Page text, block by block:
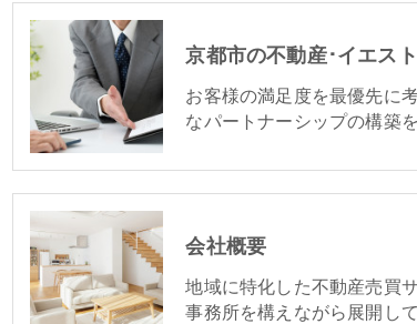
京都市の不動産･イエス
お客様の満足度を最優先に
なパートナーシップの構築
会社概要
地域に特化した不動産売買
事務所を構えながら展開し